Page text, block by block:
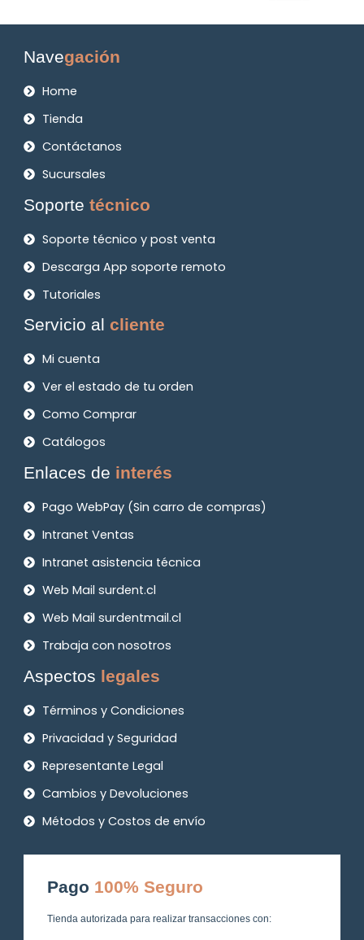
Navegación
Home
Tienda
Contáctanos
Sucursales
Soportetécnico
Soporte técnico y post venta
Descarga App soporte remoto
Tutoriales
Servicio alcliente
Mi cuenta
Ver el estado de tu orden
Como Comprar
Catálogos
Enlaces de interés
Pago WebPay (Sin carro de compras)
Intranet Ventas
Intranet asistencia técnica
Web Mail surdent.cl
Web Mail surdentmail.cl
Trabaja con nosotros
Aspectos legales
Términos y Condiciones
Privacidad y Seguridad
Representante Legal
Cambios y Devoluciones
Métodos y Costos de envío
Pago 100% Seguro
Tienda autorizada para realizar transacciones con: